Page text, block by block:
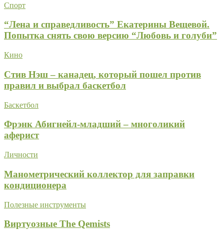
Спорт
“Лена и справедливость” Екатерины Вещевой.
Попытка снять свою версию “Любовь и голуби”
Кино
Стив Нэш – канадец, который пошел против
правил и выбрал баскетбол
Баскетбол
Фрэнк Абигнейл-младший – многоликий
аферист
Личности
Манометрический коллектор для заправки
кондиционера
Полезные инструменты
Виртуозные The Qemists